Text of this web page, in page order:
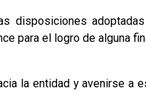
disposiciones
para el logro de alguna
la entidad y avenirse a